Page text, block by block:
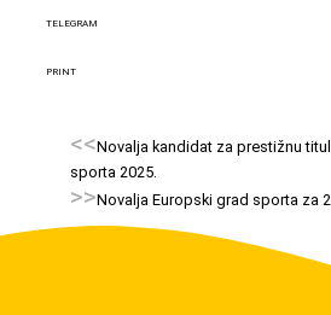
TELEGRAM
PRINT
<<Novalja kandidat za prestižnu
sporta 2025.
>>Novalja Europski grad sporta za